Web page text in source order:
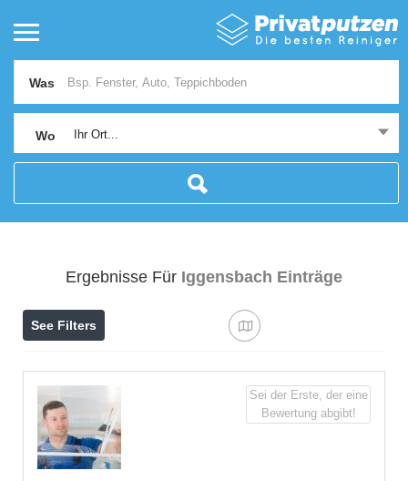
Was
Wo Ihr Ort...
Ergebnisse Für Iggensbach Einträge
See Filters
Sei der Erste, der eine
Bewertung abgibt!